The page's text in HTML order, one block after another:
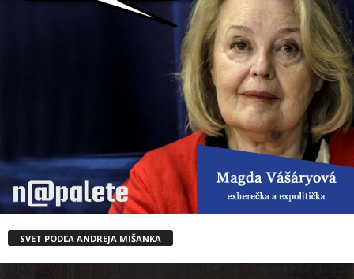
SVET PODĽA ANDREJA MIŠANKA